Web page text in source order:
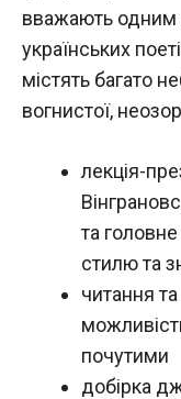
вважають одним
українських
містять багато
вогнистої,
лекція-
та
стилю та
читання
почутими
добірка